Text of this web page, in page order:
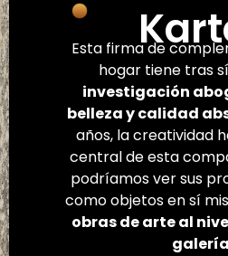
Esta firma de
hogar tiene tras
investigación
belleza y calidad
años, la creatividad
central de esta
podríamos ver sus
como objetos en sí
obras de arte al